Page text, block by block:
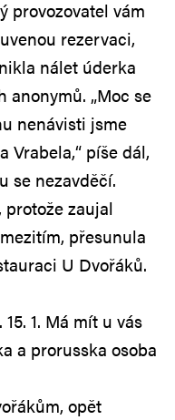
provozovatel vám
rezervaci,
nálet úderka
„Moc se
nenávisti jsme
Vrabela,“ píše dál,
se nezavděčí.
zaujal
přesunula
U Dvořáků.
1. Má mít u vás
a prorusska osoba
opět